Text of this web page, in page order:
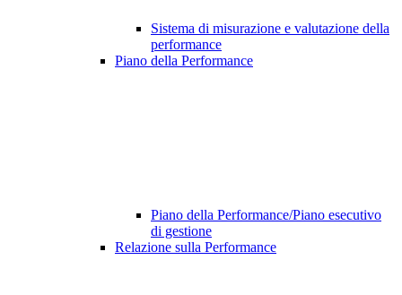
Sistema di misurazione e valutazione della
performance
Piano della Performance
Piano della Performance/Piano esecutivo
di gestione
Relazione sulla Performance